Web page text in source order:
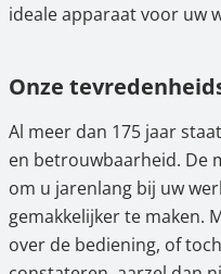
ideale apparaat voor uw
Onze
Al meer dan 175 jaar
en betrouwbaarheid. De
om u jarenlang bij uw
gemakkelijker te maken.
over de bediening, of